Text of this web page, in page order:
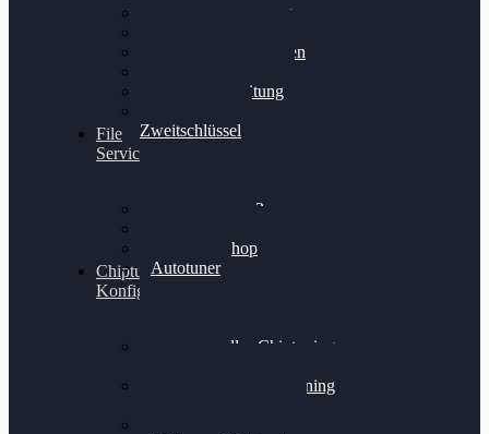
Getriebeoptimierung
Bremsscheiben planen
Felgenaufbereitung
Zweitschlüssel
File
Service
Alientech Kess3
Alientech Shop
Autotuner
Chiptuning
Konfigurator
Professionelles Chiptuning
Professionelles Chiptuning